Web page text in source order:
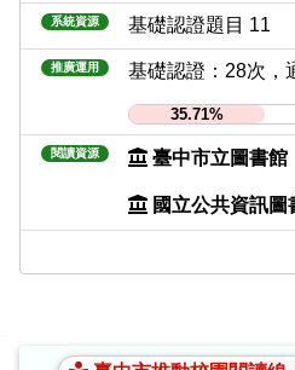
系統資源 基礎認證題目 11
推廣運用 基礎認證：28次，
35.71%
閱讀資源 臺中市立圖書館
國立公共資訊圖